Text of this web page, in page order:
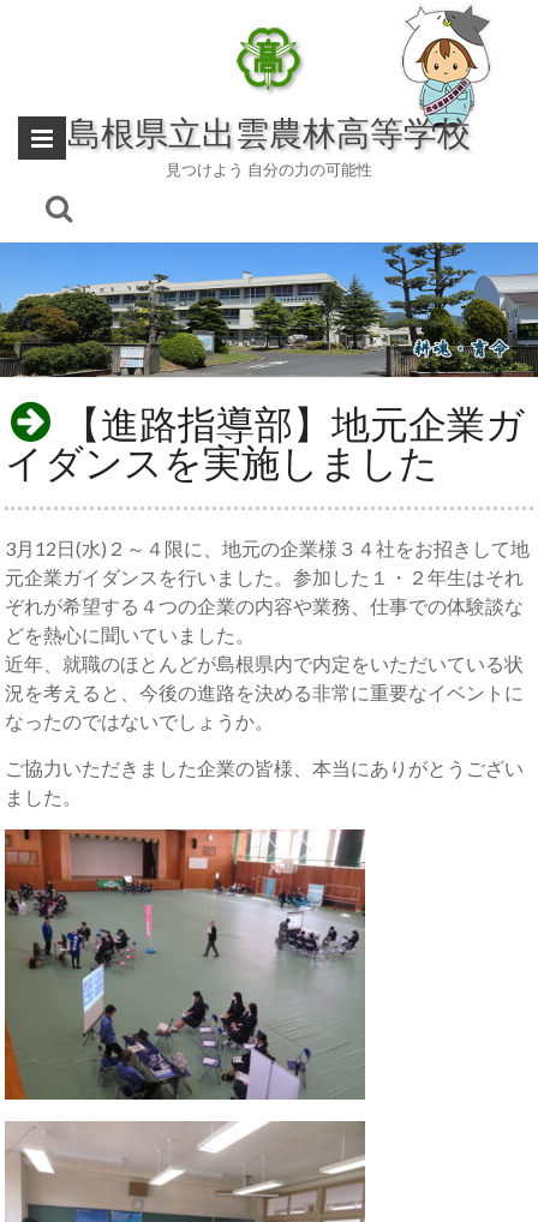
島根県立出雲農林高等学校
見つけよう 自分の力の可能性
【進路指導部】地元企業ガ
イダンスを実施しました
3月12日(水)２～４限に、地元の企業様３４社をお招きして地
元企業ガイダンスを行いました。参加した１・２年生はそれ
ぞれが希望する４つの企業の内容や業務、仕事での体験談な
どを熱心に聞いていました。
近年、就職のほとんどが島根県内で内定をいただいている状
況を考えると、今後の進路を決める非常に重要なイベントに
なったのではないでしょうか。
ご協力いただきました企業の皆様、本当にありがとうござい
ました。